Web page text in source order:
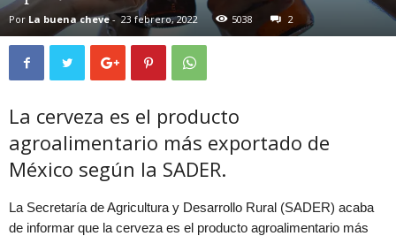
Por La buena cheve- 23 febrero, 2022 5038 2
La cerveza es el producto
agroalimentario más exportado de
México según la SADER.
La Secretaría de Agricultura y Desarrollo Rural (SADER) acaba
de informar que la cerveza es el producto agroalimentario más